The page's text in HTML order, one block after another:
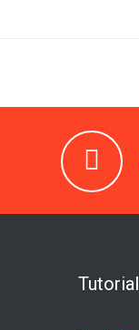
Tutorial